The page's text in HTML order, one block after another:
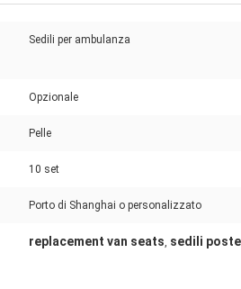
Sedili per ambulanza
Opzionale
Pelle
10 set
Porto di Shanghai o personalizzato
replacement van seats, sedili